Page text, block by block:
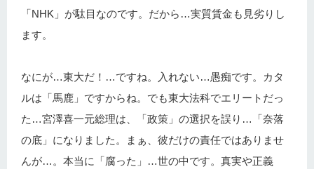
「NHK」が駄目なのです。だから…実質賃金も見劣りし
ます。
なにが…東大だ！…ですね。入れない…愚痴です。カタ
ルは「馬鹿」ですからね。でも東大法科でエリートだっ
た…宮澤喜一元総理は、「政策」の選択を誤り…「奈落
の底」になりました。まぁ、彼だけの責任ではありませ
んが…。本当に「腐った」…世の中です。真実や正義